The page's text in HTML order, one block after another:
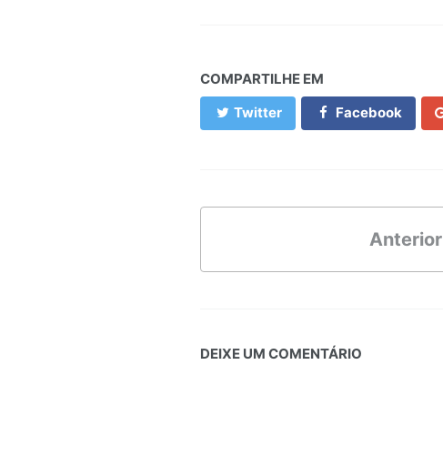
COMPARTILHE EM
Twitter
Facebook
Anterior
DEIXE UM COMENTÁRIO